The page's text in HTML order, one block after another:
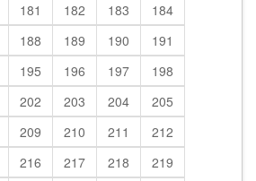
181 182 183
184
188 189 190
191
195 196 197
198
202 203 204
205
209 210 211
212
216 217 218
219